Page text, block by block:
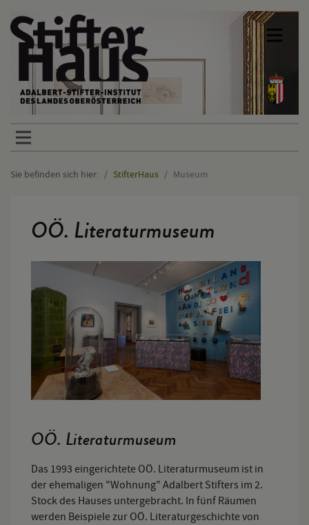
Sprunglinks
Sie befinden sich hier: StifterHaus Museum
OÖ. Literaturmuseum
OÖ. Literaturmuseum
Das 1993 eingerichtete OÖ. Literaturmuseum ist in
der ehemaligen "Wohnung" Adalbert Stifters im 2.
Stock des Hauses untergebracht. In fünf Räumen
werden Beispiele zur OÖ. Literaturgeschichte von